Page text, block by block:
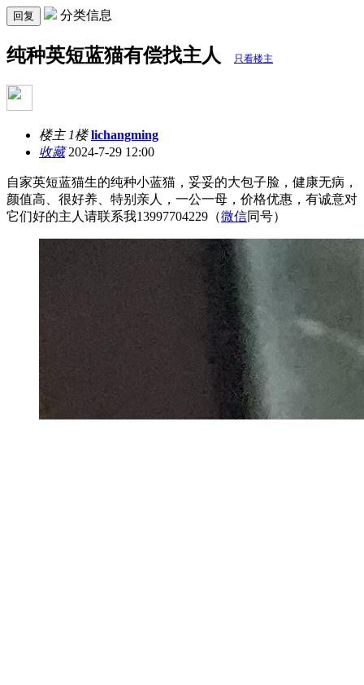
回复 分类信息
纯种英短蓝猫有偿找主人 只看楼主
楼主 1楼 lichangming
收藏2024-7-29 12:00
自家英短蓝猫生的纯种小蓝猫，妥妥的大包子脸，健康无病，
颜值高、很好养、特别亲人，一公一母，价格优惠，有诚意对
它们好的主人请联系我13997704229（微信同号）